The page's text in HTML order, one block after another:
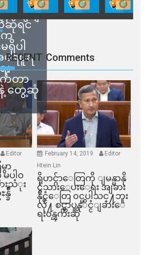
ာဝန်ရှိ
တွေချ
ဆိုရင်
က
ပါ
ရပူရ
း
က်တာ
နဲ့ တွေ့ဆုံ
RECENT Comments
Editor
ာ
ပါဝ
းသံုး
ခ်ဳ
February 14, 2019
Editor
Htein Lin
ရိုဟင္ဂ်ာေတြကို ျမန္မာနို
င္ငံသားေပးေရး အျခား
နိုင္ငံေတြ ၀င္မပါသင္႔ဘူး
လို႔ စင္ကာပူနုိင္ငံျခားေ
ရး၀န္ၾကီးဆို